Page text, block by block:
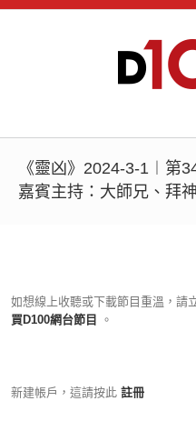
《靈凶》2024-3-1︱第
嘉賓主持：大師兄、拜
如想線上收聽或下載節目重溫，請
買D100網台節目
。
新建帳戶，這請按此 註冊